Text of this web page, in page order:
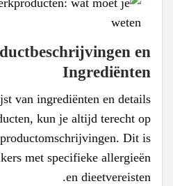
en
Ingrediënten
van ingrediënten en details
kun je altijd terecht op
Dit is
met specifieke allergieën
en dieetvereisten.